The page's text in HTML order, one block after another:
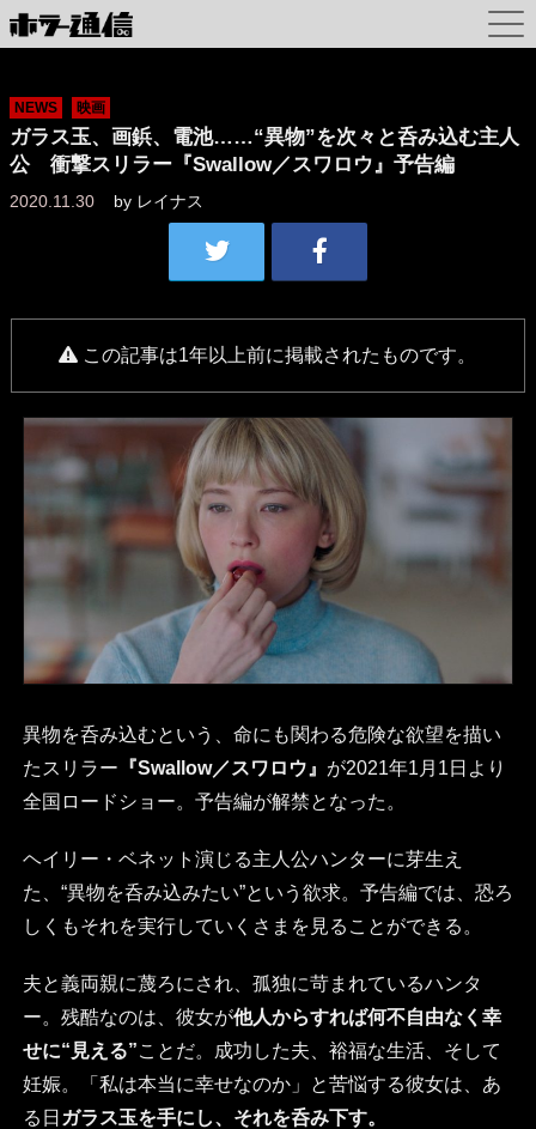
NEWS 映画
ガラス玉、画鋲、電池……“異物”を次々と呑み込む主人
公 衝撃スリラー『Swallow／スワロウ』予告編
2020.11.30 by レイナス
この記事は1年以上前に掲載されたものです。
異物を呑み込むという、命にも関わる危険な欲望を描い
たスリラー 『Swallow／スワロウ』 が2021年1月1日より
全国ロードショー。予告編が解禁となった。
ヘイリー・ベネット演じる主人公ハンターに芽生え
た、“異物を呑み込みたい”という欲求。予告編では、恐ろ
しくもそれを実行していくさまを見ることができる。
夫と義両親に蔑ろにされ、孤独に苛まれているハンタ
ー。残酷なのは、彼女が他人からすれば何不自由なく幸
せに“見える”ことだ。成功した夫、裕福な生活、そして
妊娠。「私は本当に幸せなのか」と苦悩する彼女は、あ
る日 ガラス玉を手にし、それを呑み下す。